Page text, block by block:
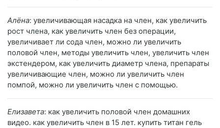
Алёна: увеличивающая насадка на член, как увеличить
рост члена, как увеличить член без операции,
увеличивает ли сода член, можно ли увеличить
половой член, методы увеличить член, увеличить член
экстендером, как увеличить диаметр члена, препараты
увеличивающие член, можно ли увеличить член
помпой, можно ли увеличить член с помощью.
Елизавета: как увеличить половой член домашних
видео. как увеличить член в 15 лет. купить титан гель